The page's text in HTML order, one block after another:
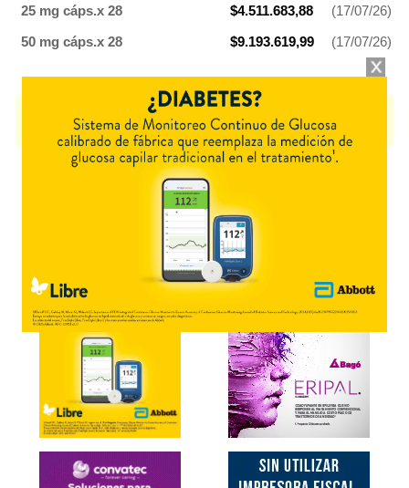
25 mg cáps.x 28
$4.511.683,88
(17/07/26)
50 mg cáps.x 28
$9.193.619,99 (17/07/26)
sunitinib
producido porVarifarmay cuenta con 3 presentaciones disponibles.
Otros productos consunitinib
Otros productos de Varifarma